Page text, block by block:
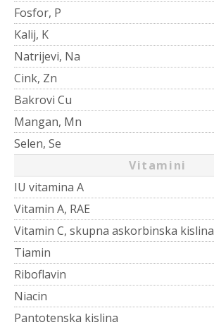
Fosfor, P
Kalij, K
Natrijevi, Na
Cink, Zn
Bakrovi Cu
Mangan, Mn
Selen, Se
Vitamini
IU vitamina A
Vitamin A, RAE
Vitamin C, skupna askorbinska kislina
Tiamin
Riboflavin
Niacin
Pantotenska kislina